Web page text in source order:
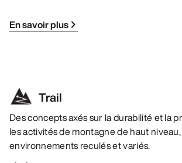
En savoir plus
Trail
Des concepts axés sur la durabilité et la
les activités de montagne de haut
environnements reculés et variés.